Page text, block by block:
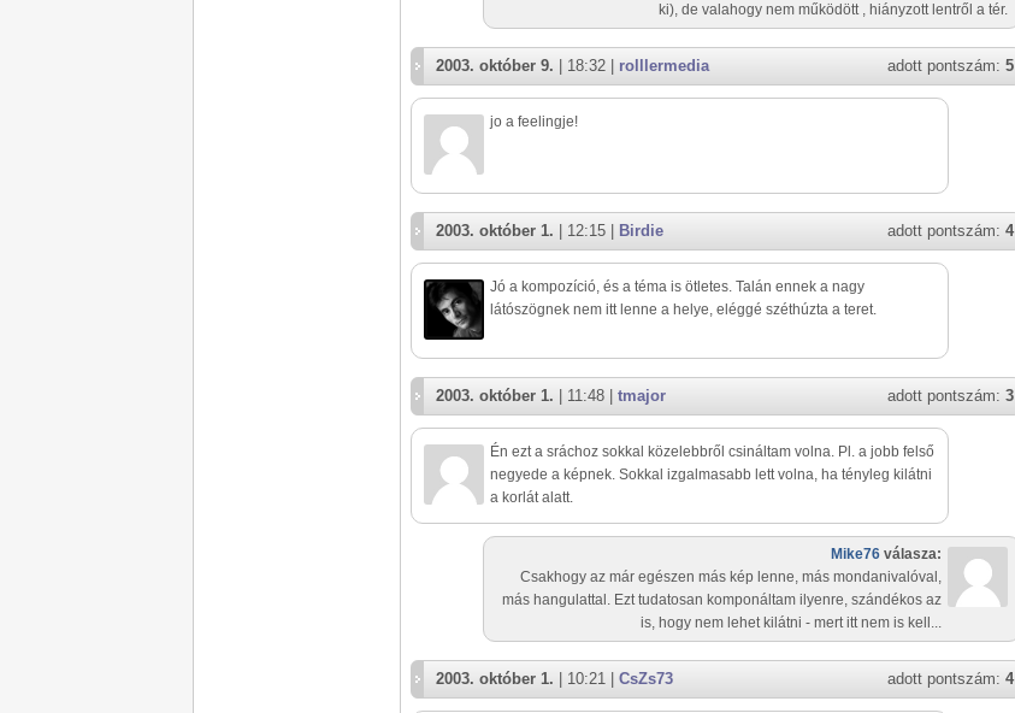
ki), de valahogy nem működött , hiányzott lentről a tér.
adott pontszám: 5
2003. október 9. | 18:32 | rolllermedia
jo a feelingje!
adott pontszám: 4
2003. október 1. | 12:15 | Birdie
Jó a kompozíció, és a téma is ötletes. Talán ennek a nagy
látószögnek nem itt lenne a helye, eléggé széthúzta a teret.
adott pontszám: 3
2003. október 1. | 11:48 | tmajor
Én ezt a sráchoz sokkal közelebbről csináltam volna. Pl. a jobb felső
negyede a képnek. Sokkal izgalmasabb lett volna, ha tényleg kilátni
a korlát alatt.
Mike76 válasza:
Csakhogy az már egészen más kép lenne, más mondanivalóval,
más hangulattal. Ezt tudatosan komponáltam ilyenre, szándékos az
is, hogy nem lehet kilátni - mert itt nem is kell...
adott pontszám: 4
2003. október 1. | 10:21 | CsZs73